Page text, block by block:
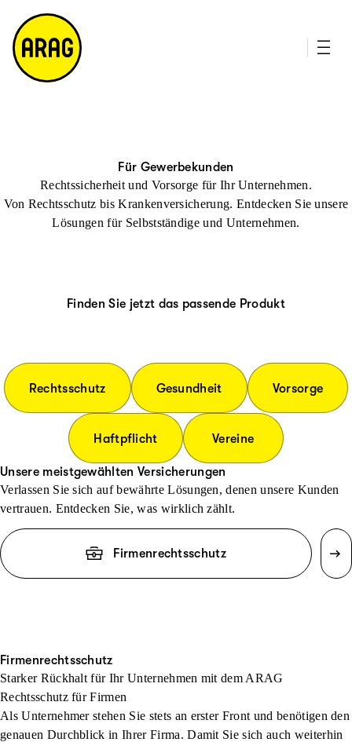
m
a
p
Für Gewerbekunden
Rechtssicherheit und Vorsorge für Ihr Unternehmen.
Von Rechtsschutz bis Krankenversicherung. Entdecken Sie unsere
Lösungen für Selbstständige und Unternehmen.
Finden Sie jetzt das passende Produkt
Rechtsschutz Gesundheit Vorsorge
Haftpflicht Vereine
Unsere meistgewählten Versicherungen
Verlassen Sie sich auf bewährte Lösungen, denen unsere Kunden
vertrauen. Entdecken Sie, was wirklich zählt.
Firmenrechtsschutz
Firmenrechtsschutz
Starker Rückhalt für Ihr Unternehmen mit dem ARAG
Rechtsschutz für Firmen
Als Unternehmer stehen Sie stets an erster Front und benötigen den
genauen Durchblick in Ihrer Firma. Damit Sie sich auch weiterhin